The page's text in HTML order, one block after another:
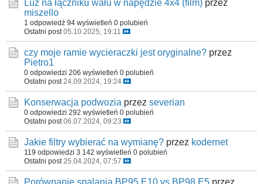
Luz na łączniku wału w napędzie 4x4 (film) przez
miszello
1 odpowiedź 94 wyświetleń 0 polubień
Ostatni post 05.10.2025, 19:11
czy moje ramie wycieraczki jest oryginalne? przez
Pietro1
0 odpowiedzi 206 wyświetleń 0 polubień
Ostatni post 24.09.2024, 19:24
Konserwacja podwozia przez severian
0 odpowiedzi 292 wyświetleń 0 polubień
Ostatni post 06.07.2024, 09:23
Jakie filtry wybierać na wymianę? przez kodernet
119 odpowiedzi 3 142 wyświetleń 0 polubień
Ostatni post 25.04.2024, 07:57
Porównanie spalania BP95 E10 vs BP98 E5 przez